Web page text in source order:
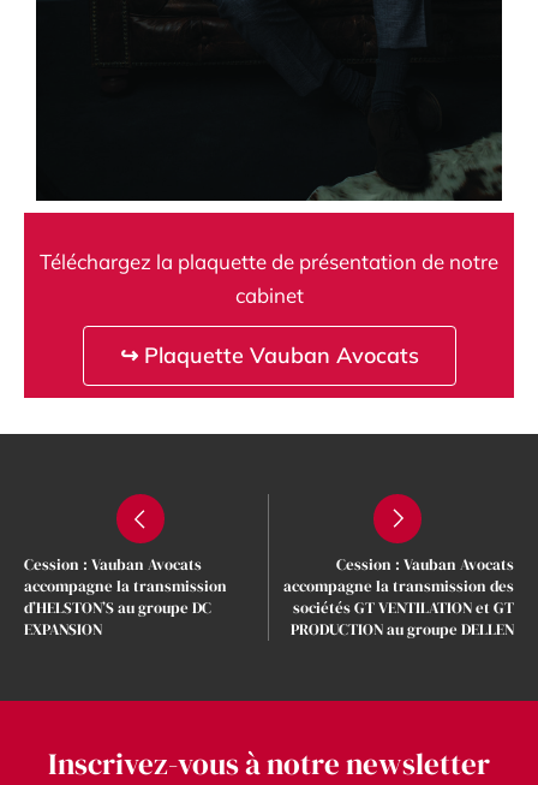
Téléchargez la plaquette de présentation de notre
cabinet
↪ Plaquette Vauban Avocats
Cession : Vauban Avocats
accompagne la transmission
d’HELSTON’S au groupe DC
EXPANSION
Cession : Vauban Avocats
accompagne la transmission des
sociétés GT VENTILATION et GT
PRODUCTION au groupe DELLEN
Inscrivez-vous à notre newsletter